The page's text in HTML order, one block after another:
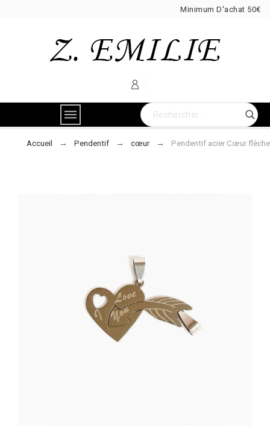
Minimum D'achat 50€
Accueil Pendentif cœur Pendentif acier Cœur flèche